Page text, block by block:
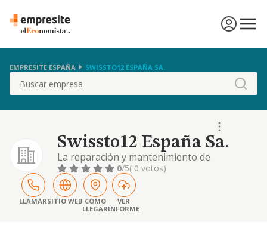
EMPRESITE ESPAÑA SWISSTO12 ESPAÑA SA.
Buscar
Swissto12 España Sa.
La reparación y mantenimiento de
aeronaves junto con la investigación,
desarrollo, fabricación, industrialización,
almacenamiento, transferencia, importación,
portación, tránsito, utilización, explotación,
promoción y comercialización de productos,
0/5( 0 votos)
LLAMARSITIO WEB CÓMO
LLEGAR
VER
INFORME